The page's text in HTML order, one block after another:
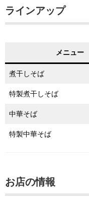
ラインアップ
メニュー
煮干しそば
特製煮干しそば
中華そば
特製中華そば
お店の情報